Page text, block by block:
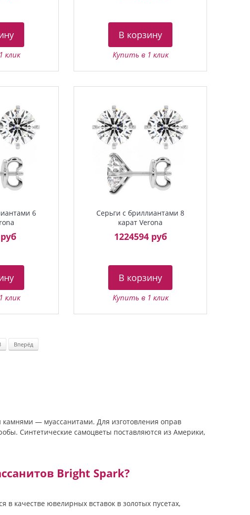
клик
В корзину
Купить в 1 клик
6
клик
Серьги с бриллиантами 8
карат Verona
1224594 руб
В корзину
Купить в 1 клик
Вперёд
— муассанитами. Для изготовления оправ
Синтетические самоцветы поставляются из Америки,
Bright Spark?
в качестве ювелирных вставок в золотых пусетах,